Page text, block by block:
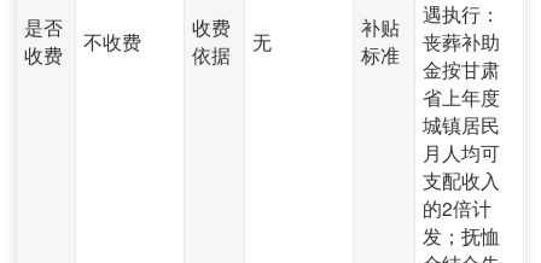
是否
收费
不收费
收费
依据
无
补贴
标准
遇执行：
丧葬补助
金按甘肃
省上年度
城镇居民
月人均可
支配收入
的2倍计
发；抚恤